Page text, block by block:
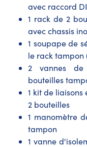
avec raccord
1 rack de 2
avec chassis
1 soupape de
le rack tampon
2 vannes de
bouteilles
1 kit de
2 bouteilles
1 manomètre
tampon
1 vanne